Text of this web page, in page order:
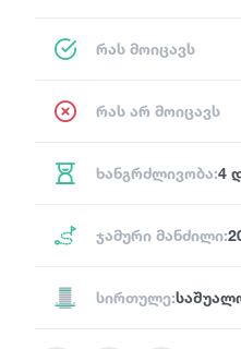
რას მოიცავს
რას არ მოიცავს
ხანგრძლივობა:4
ჯამური მანძილი:
სირთულე: